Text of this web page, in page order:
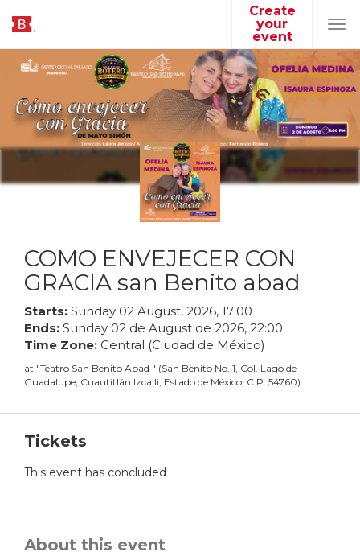
Create
your
event
COMO ENVEJECER CON
GRACIA san Benito abad
Starts: Sunday 02 August, 2026, 17:00
Ends: Sunday 02 de August de 2026, 22:00
Time Zone: Central (Ciudad de México)
at "Teatro San Benito Abad " (San Benito No. 1, Col. Lago de
Guadalupe, Cuautitlán Izcalli, Estado de México, C.P. 54760)
Tickets
This event has concluded
About this event